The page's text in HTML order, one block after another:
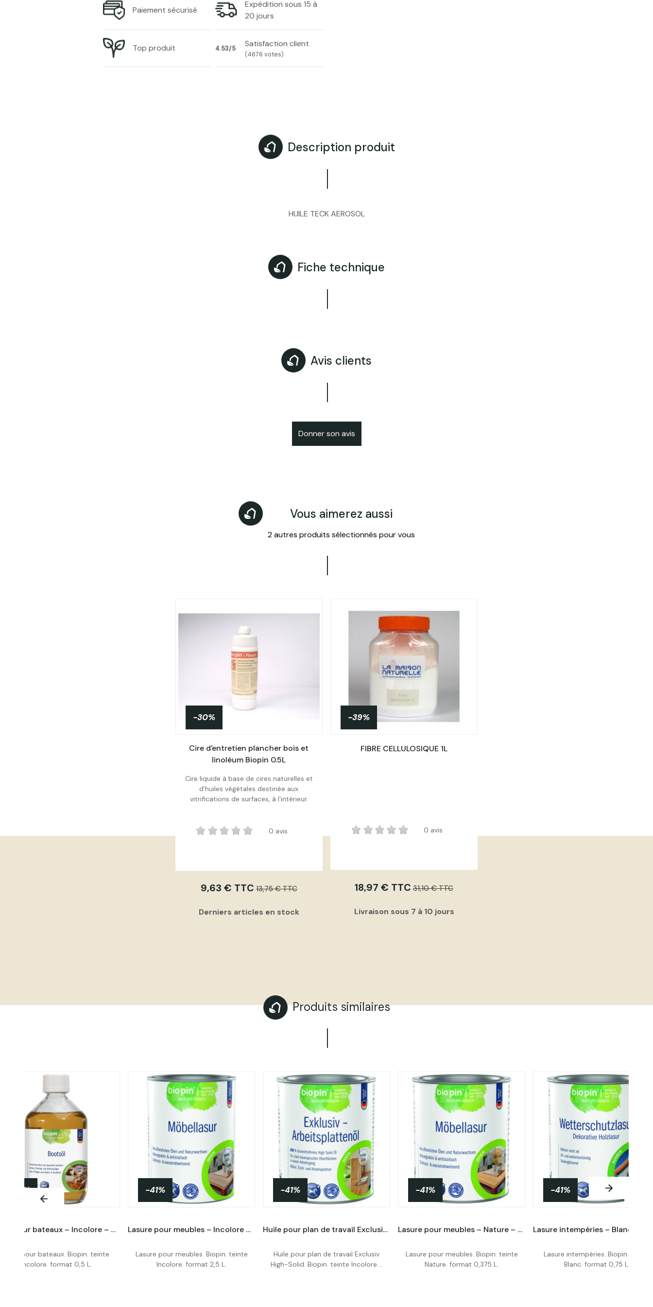
Paiement sécurisé
Expédition sous 15 à
20 jours
Top produit 4.53/5 Satisfaction client
(4676 votes)
Description produit
HUILE TECK AEROSOL
Fiche technique
Avis clients
Donner son avis
Vous aimerez aussi
2 autres produits sélectionnés pour vous
Acheter
-30%
Cire d'entretien plancher bois et
linoléum Biopin 0.5L
Cire liquide à base de cires naturelles et
d’huiles végétales destinée aux
vitrifications de surfaces, à l’intérieur.
0 avis
9,63 € TTC 13,75 € TTC
Derniers articles en stock
-39%
FIBRE CELLULOSIQUE 1L
0 avis
18,97 € TTC 31,10 € TTC
Livraison sous 7 à 10 jours
Produits similaires
Acheter
-41%
Huile pour bateaux – Incolore – 0,5 L
Huile pour bateaux. Biopin. teinte
Incolore. format 0,5 L.
Acheter
-41%
Lasure pour meubles – Incolore – 2,5 L
Lasure pour meubles. Biopin. teinte
Incolore. format 2,5 L.
Acheter
-41%
Huile pour plan de travail Exclusiv High-Solid – Incolore – 0,25 L
Huile pour plan de travail Exclusiv
High-Solid. Biopin. teinte Incolore....
Acheter
-41%
Lasure pour meubles – Nature – 0,375 L
Lasure pour meubles. Biopin. teinte
Nature. format 0,375 L.
Acheter
-41%
Lasure intempéries. Biopin. teinte
Blanc. format 0,75 L.